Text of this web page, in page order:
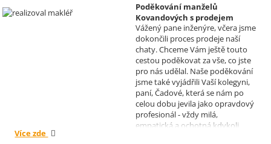
Poděkování manželů
Kovandových s prodejem
chaty v Osové Bítýšce
Realizoval makléř: David
Vašíček
Vážený pane inženýre, včera jsme
dokončili proces prodeje naší
chaty. Chceme Vám ještě touto
cestou poděkovat za vše, co jste
pro nás udělal. Naše poděkování
jsme také vyjádřili Vaší kolegyni,
paní, Čadové, která se nám po
celou dobu jevila jako opravdový
profesionál - vždy milá,
empatická a ochotná kdykoli
Více zde